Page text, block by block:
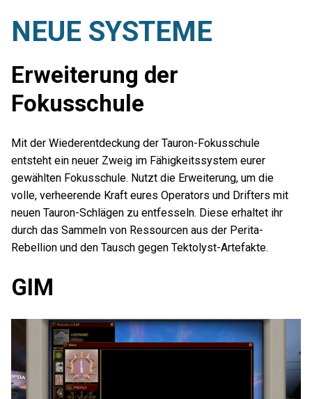
NEUE SYSTEME
Erweiterung der
Fokusschule
Mit der Wiederentdeckung der Tauron-Fokusschule
entsteht ein neuer Zweig im Fähigkeitssystem eurer
gewählten Fokusschule. Nutzt die Erweiterung, um die
volle, verheerende Kraft eures Operators und Drifters mit
neuen Tauron-Schlägen zu entfesseln. Diese erhaltet ihr
durch das Sammeln von Ressourcen aus der Perita-
Rebellion und den Tausch gegen Tektolyst-Artefakte.
GIM